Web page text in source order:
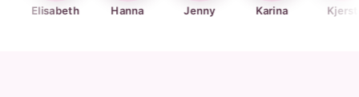
Hanna Jenny Karina Kjersti